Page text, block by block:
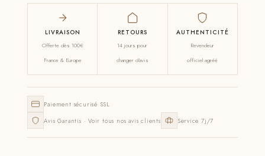
LIVRAISON
Offerte dès 100€
France & Europe
RETOURS
14 jours pour
changer d'avis
AUTHENTICITÉ
Revendeur
officiel agréé
Paiement sécurisé SSL
Avis Garantis · Voir tous nos avis clients
Service 7j/7